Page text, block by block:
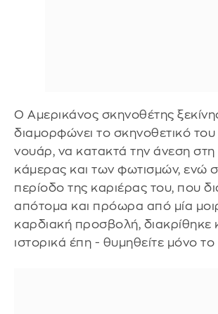
Ο Αμερικάνος σκηνοθέτης
διαμορφώνει το σκηνοθετικό του
νουάρ, να κατακτά την άνεση στη
κάμερας και των φωτισμών, ενώ
περίοδο της καριέρας του, που
απότομα και πρόωρα από μία
καρδιακή προσβολή, διακρίθηκε
ιστορικά έπη - θυμηθείτε μόνο το